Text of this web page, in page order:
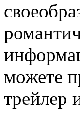
можете
трейлер